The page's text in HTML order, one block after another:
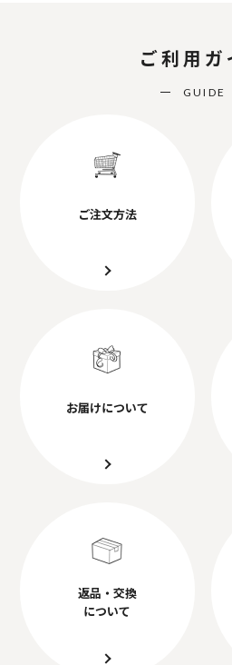
ご利用ガ
GUIDE
ご注文方法
お届けについて
返品・交換
について